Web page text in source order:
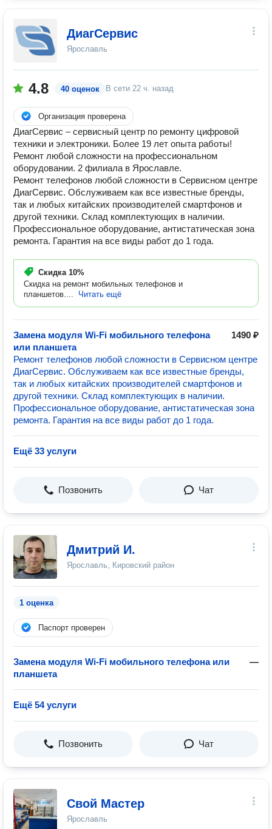
ДиагСервис
Ярославль
4.8 40 оценок В сети 22 ч. назад
Организация проверена
ДиагСервис – сервисный центр по ремонту цифровой
техники и электроники. Более 19 лет опыта работы!
Ремонт любой сложности на профессиональном
оборудовании. 2 филиала в Ярославле.
Ремонт телефонов любой сложности в Сервисном центре
ДиагСервис. Обслуживаем как все известные бренды,
так и любых китайских производителей смартфонов и
другой техники. Склад комплектующих в наличии.
Профессиональное оборудование, антистатическая зона
ремонта. Гарантия на все виды работ до 1 года.
Скидка 10%
Скидка на ремонт мобильных телефонов и
планшетов....
Читать ещё
Замена модуля Wi-Fi мобильного телефона
или планшета
1490 ₽
Ремонт телефонов любой сложности в Сервисном центре
ДиагСервис. Обслуживаем как все известные бренды,
так и любых китайских производителей смартфонов и
другой техники. Склад комплектующих в наличии.
Профессиональное оборудование, антистатическая зона
ремонта. Гарантия на все виды работ до 1 года.
Ещё 33 услуги
Позвонить Чат
Дмитрий И.
Ярославль, Кировский район
1 оценка
Паспорт проверен
Замена модуля Wi-Fi мобильного телефона или
планшета
—
Ещё 54 услуги
Позвонить Чат
Свой Мастер
Ярославль